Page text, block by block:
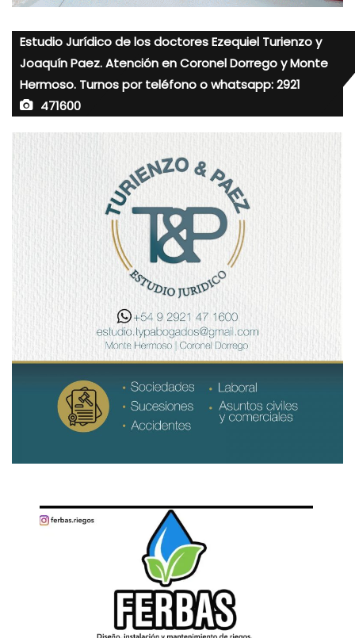
Estudio Jurídico de los doctores Ezequiel Turienzo y
Joaquín Paez. Atención en Coronel Dorrego y Monte
Hermoso. Turnos por teléfono o whatsapp: 2921
471600